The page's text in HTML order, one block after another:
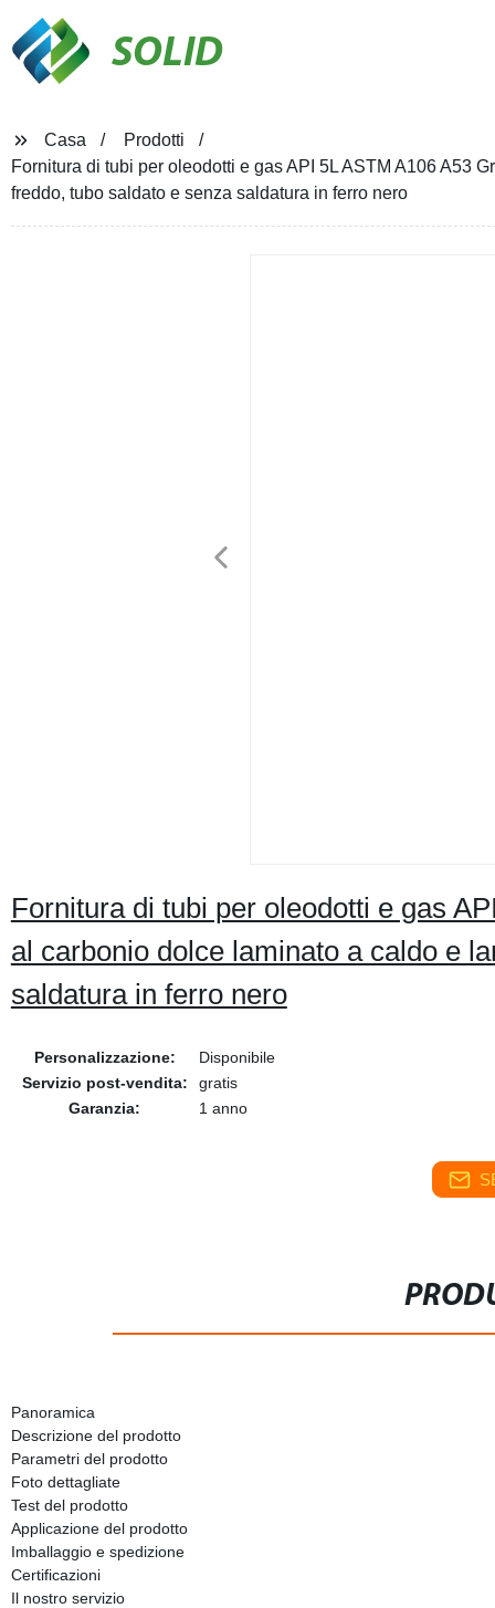
SOLID
Casa
Prodotti
Fornitura di tubi per oleodotti e gas API 5L ASTM A106 A53
freddo, tubo saldato e senza saldatura in ferro nero
Fornitura di tubi per oleodotti e gas
al carbonio dolce laminato a caldo e
saldatura in ferro nero
Personalizzazione:
Disponibile
Servizio post-vendita:
gratis
Garanzia:
1 anno
Panoramica
Descrizione del prodotto
Parametri del prodotto
Foto dettagliate
Test del prodotto
Applicazione del prodotto
Imballaggio e spedizione
Certificazioni
Il nostro servizio